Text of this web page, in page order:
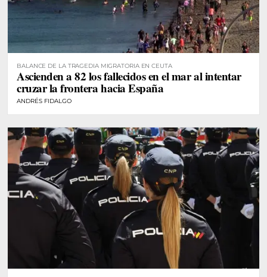
BALANCE DE LA TRAGEDIA MIGRATORIA EN CEUTA
Ascienden a 82 los fallecidos en el mar al intentar
cruzar la frontera hacia España
ANDRÉS FIDALGO